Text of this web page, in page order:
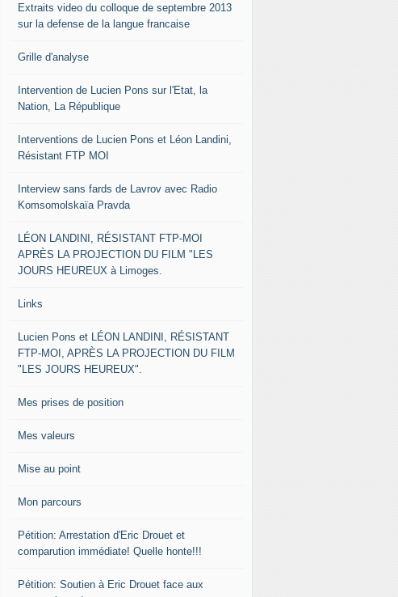
Extraits video du colloque de septembre 2013
sur la defense de la langue francaise
Grille d'analyse
Intervention de Lucien Pons sur l'Etat, la
Nation, La République
Interventions de Lucien Pons et Léon Landini,
Résistant FTP MOI
Interview sans fards de Lavrov avec Radio
Komsomolskaïa Pravda
LÉON LANDINI, RÉSISTANT FTP-MOI
APRÈS LA PROJECTION DU FILM "LES
JOURS HEUREUX à Limoges.
Links
Lucien Pons et LÉON LANDINI, RÉSISTANT
FTP-MOI, APRÈS LA PROJECTION DU FILM
"LES JOURS HEUREUX".
Mes prises de position
Mes valeurs
Mise au point
Mon parcours
Pétition: Arrestation d'Eric Drouet et
comparution immédiate! Quelle honte!!!
Pétition: Soutien à Eric Drouet face aux